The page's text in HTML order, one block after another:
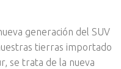
generación del SUV
tierras importado
se trata de la nueva